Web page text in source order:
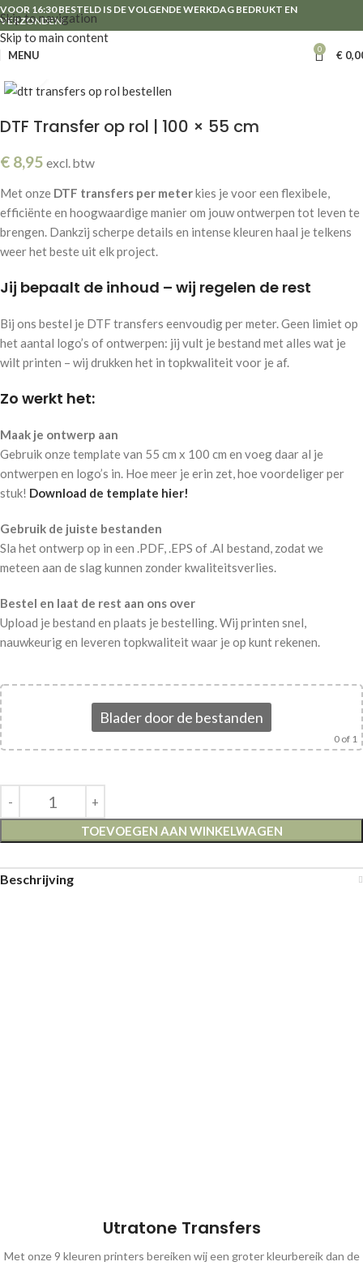
Skip to navigation
Skip to main content
VOOR 16:30 BESTELD IS DE VOLGENDE WERKDAG BEDRUKT EN
VERZONDEN!
MENU 0 €
DTF Transfer op rol | 100 × 55 cm
€ 8,95 excl. btw
Met onze DTF transfers per meterkies je voor een flexibele,
efficiënte en hoogwaardige manier om jouw ontwerpen tot leven te
brengen. Dankzij scherpe details en intense kleuren haal je telkens
weer het beste uit elk project.
Jij bepaalt de inhoud – wij regelen de rest
Bij ons bestel je DTF transfers eenvoudig per meter. Geen limiet op
het aantal logo’s of ontwerpen: jij vult je bestand met alles wat je
wilt printen – wij drukken het in topkwaliteit voor je af.
Zo werkt het:
Maak je ontwerp aan
Gebruik onze template van 55 cm x 100 cm en voeg daar al je
ontwerpen en logo’s in. Hoe meer je erin zet, hoe voordeliger per
stuk! Download de template hier!
Gebruik de juiste bestanden
Sla het ontwerp op in een .PDF, .EPS of .AI bestand, zodat we
meteen aan de slag kunnen zonder kwaliteitsverlies.
Bestel en laat de rest aan ons over
Upload je bestand en plaats je bestelling. Wij printen snel,
nauwkeurig en leveren topkwaliteit waar je op kunt rekenen.
Blader door de bestanden
0 of 1
TOEVOEGEN AAN WINKELWAGEN
Beschrijving
Utratone Transfers
Met onze 9 kleuren printers bereiken wij een groter kleurbereik dan de